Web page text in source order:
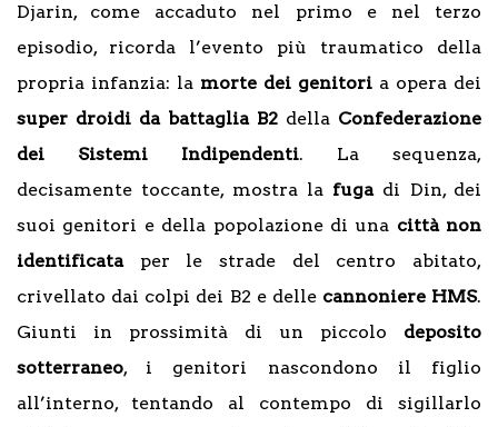
Djarin, come accaduto nel primo e nel terzo
episodio, ricorda l’evento più traumatico della
propria infanzia: la morte dei genitori a opera dei
super droidi da battaglia B2 della Confederazione
dei Sistemi Indipendenti. La sequenza,
decisamente toccante, mostra la fugadi Din, dei
suoi genitori e della popolazione di una città non
identificataper le strade del centro abitato,
crivellato dai colpi dei B2 e delle cannoniere HMS.
Giunti in prossimità di un piccolo deposito
sotterraneo, i genitori nascondono il figlio
all’interno, tentando al contempo di sigillarlo